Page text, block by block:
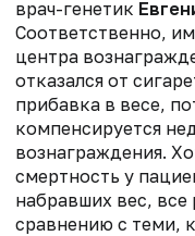
врач-генетик
Соответственно,
центра
отказался от
прибавка в весе,
компенсируется
вознаграждения.
смертность у
набравших вес, все
сравнению с теми,